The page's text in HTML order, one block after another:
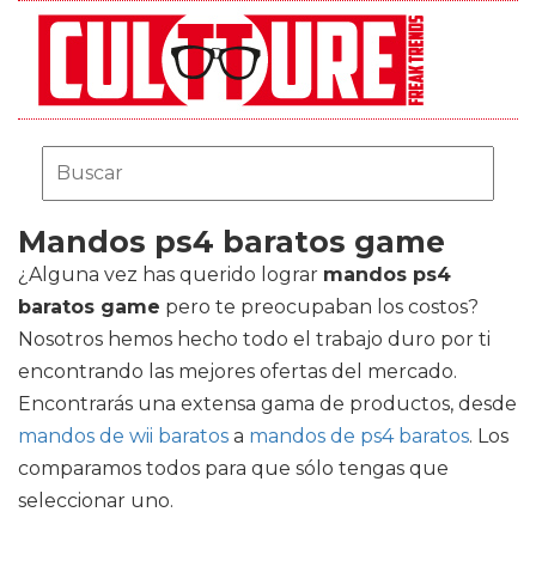
Mandos ps4 baratos game
¿Alguna vez has querido lograr mandos ps4
baratos game pero te preocupaban los costos?
Nosotros hemos hecho todo el trabajo duro por ti
encontrando las mejores ofertas del mercado.
Encontrarás una extensa gama de productos, desde
mandos de wii baratos a mandos de ps4 baratos. Los
comparamos todos para que sólo tengas que
seleccionar uno.